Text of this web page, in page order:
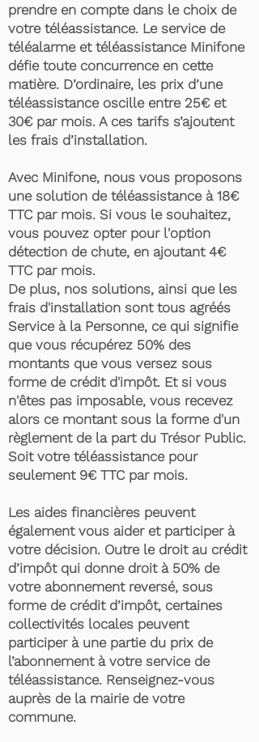
prendre en compte dans le choix de
votre téléassistance. Le service de
téléalarme et téléassistance Minifone
défie toute concurrence en cette
matière. D’ordinaire, les prix d’une
téléassistance oscille entre 25€ et
30€ par mois. A ces tarifs s’ajoutent
les frais d’installation.
Avec Minifone, nous vous proposons
une solution de téléassistance à 18€
TTC par mois. Si vous le souhaitez,
vous pouvez opter pour l'option
détection de chute, en ajoutant 4€
TTC par mois.
De plus, nos solutions, ainsi que les
frais d'installation sont tous agréés
Service à la Personne, ce qui signifie
que vous récupérez 50% des
montants que vous versez sous
forme de crédit d'impôt. Et si vous
n'êtes pas imposable, vous recevez
alors ce montant sous la forme d'un
règlement de la part du Trésor Public.
Soit votre téléassistance pour
seulement 9€ TTC par mois.
Les aides financières peuvent
également vous aider et participer à
votre décision. Outre le droit au crédit
d’impôt qui donne droit à 50% de
votre abonnement reversé, sous
forme de crédit d’impôt, certaines
collectivités locales peuvent
participer à une partie du prix de
l’abonnement à votre service de
téléassistance. Renseignez-vous
auprès de la mairie de votre
commune.